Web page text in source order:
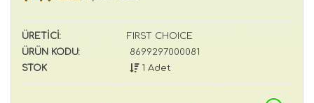
ÜRETİCİ:
FIRST CHOICE
ÜRÜN KODU:
8699297000081
STOK
1 Adet